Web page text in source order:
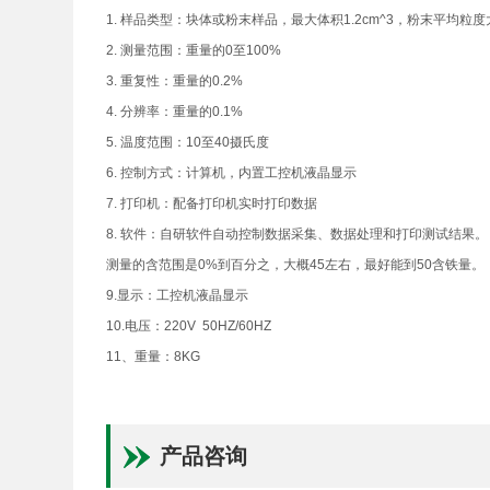
1. 样品类型：块体或粉末样品，最大体积1.2cm^3，粉末平均粒
2. 测量范围：重量的0至100%
3. 重复性：重量的0.2%
4. 分辨率：重量的0.1%
5. 温度范围：10至40摄氏度
6. 控制方式：计算机，内置工控机液晶显示
7. 打印机：配备打印机实时打印数据
8. 软件：自研软件自动控制数据采集、数据处理和打印测试结果。
测量的含范围是0%到百分之，大概45左右，最好能到50含铁量。
9.显示：工控机液晶显示
10.电压：220V 50HZ/60HZ
11、重量：8KG
产品咨询